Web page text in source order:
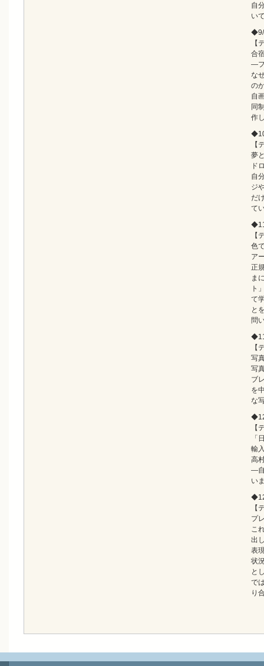
自
い
◆9/
【
合
―フ
な
の
自
同
作
【
夢
ド
自
ジ
だ
て
【
色
ア
正
ま
ト
て
と
問
【
写
写
ブ
を
な
【
「
輸
高
―自
い
【
プ
こ
出
表
状
と
で
り